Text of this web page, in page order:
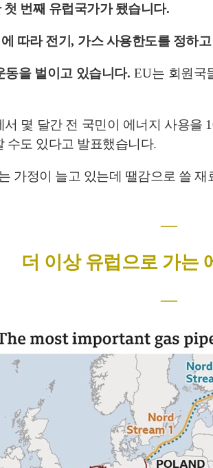
번째 유럽국가가 됐습니다.
따라 전기 , 가스 사용한도를 정하
동을 벌이고 있습니다. EU는 회원국
몇 달간 전 국민이 에너지 사용을
수도 있다고 발표했습니다.
가정이 늘고 있는데 땔감으로 쓸
―
더 이상 유럽으로 가는
―